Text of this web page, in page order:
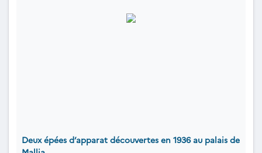
Deux épées d’apparat découvertes en 1936 au palais de